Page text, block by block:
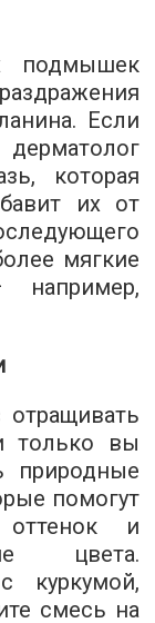
подмышек
Если
которая
их от
мягкие
только вы
природные
помогут
и
цвета.
куркумой,
смесь на